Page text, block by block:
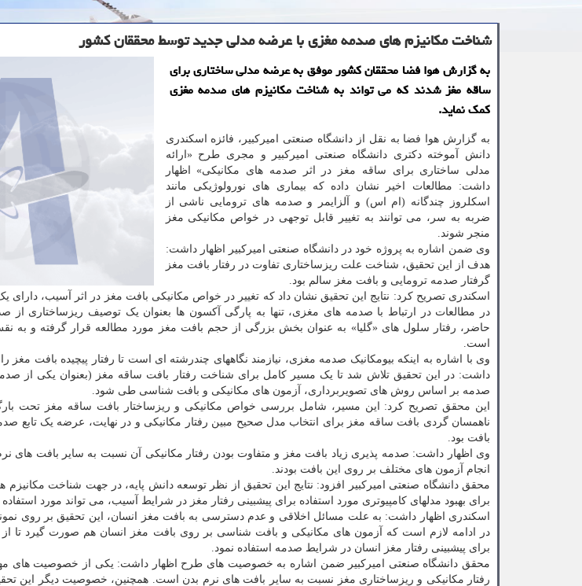
شناخت مکانیزم های صدمه مغزی با عرضه مدلی جدید توسط محققان کشور
به گزارش هوا فضا محققان کشور موفق به عرضه مدلی ساختاری برای
ساقه مغز شدند که می تواند به شناخت مکانیزم های صدمه مغزی
کمک نماید.
به گزارش هوا فضا به نقل از دانشگاه صنعتی امیرکبیر، فائزه اسکندری
دانش آموخته دکتری دانشگاه صنعتی امیرکبیر و مجری طرح «ارائه
مدلی ساختاری برای ساقه مغز در اثر صدمه های مکانیکی» اظهار
داشت: مطالعات اخیر نشان داده که بیماری های نورولوژیکی مانند
اسکلروز چندگانه (ام اس) و آلزایمر و صدمه های ترومایی ناشی از
ضربه به سر، می توانند به تغییر قابل توجهی در خواص مکانیکی مغز
منجر شوند.
وی ضمن اشاره به پروژه خود در دانشگاه صنعتی امیرکبیر اظهار داشت:
هدف از این تحقیق، شناخت علت ریزساختاری تفاوت در رفتار بافت مغز
گرفتار صدمه ترومایی و بافت مغز سالم بود.
اسکندری تصریح کرد: نتایج این تحقیق نشان داد که تغییر در خواص مکانیکی بافت مغز در اثر آسیب،
در مطالعات در ارتباط با صدمه های مغزی، تنها به پارگی آکسون ها بعنوان یک توصیف ریزساختاری از
حاضر، رفتار سلول های «گلیا» به عنوان بخش بزرگی از حجم بافت مغز مورد مطالعه قرار گرفته و به
است.
وی با اشاره به اینکه بیومکانیک صدمه مغزی، نیازمند نگاههای چندرشته ای است تا رفتار پیچیده بافت مغز
داشت: در این تحقیق تلاش شد تا یک مسیر کامل برای شناخت رفتار بافت ساقه مغز (بعنوان یکی از
صدمه بر اساس روش های تصویربرداری، آزمون های مکانیکی و بافت شناسی طی شود.
این محقق تصریح کرد: این مسیر، شامل بررسی خواص مکانیکی و ریزساختار بافت ساقه مغز تحت
ناهمسان گردی بافت ساقه مغز برای انتخاب مدل صحیح مبین رفتار مکانیکی و در نهایت، عرضه یک تابع
بافت بود.
وی اظهار داشت: صدمه پذیری زیاد بافت مغز و متفاوت بودن رفتار مکانیکی آن نسبت به سایر بافت های
انجام آزمون های مختلف بر روی این بافت بودند.
محقق دانشگاه صنعتی امیرکبیر افزود: نتایج این تحقیق از نظر توسعه دانش پایه، در جهت شناخت
برای بهبود مدلهای کامپیوتری مورد استفاده برای پیشبینی رفتار مغز در شرایط آسیب، می تواند مورد استفاده
اسکندری اظهار داشت: به علت مسائل اخلاقی و عدم دسترسی به بافت مغز انسان، این تحقیق بر روی
در ادامه لازم است که آزمون های مکانیکی و بافت شناسی بر روی بافت مغز انسان هم صورت گیرد تا از
برای پیشبینی رفتار مغز انسان در شرایط صدمه استفاده نمود.
محقق دانشگاه صنعتی امیرکبیر ضمن اشاره به خصوصیت های طرح اظهار داشت: یکی از خصوصیت های
رفتار مکانیکی و ریزساختاری مغز نسبت به سایر بافت های نرم بدن است. همچنین، خصوصیت دیگر این